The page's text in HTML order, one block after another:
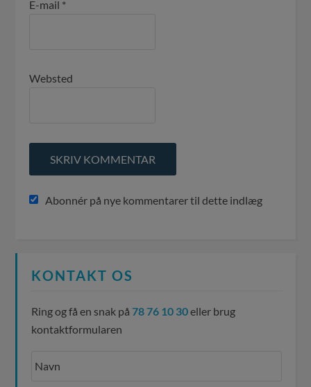
E-mail *
Websted
Abonnér på nye kommentarer til dette indlæg
KONTAKT OS
Ring og få en snak på78 76 10 30eller brug
kontaktformularen